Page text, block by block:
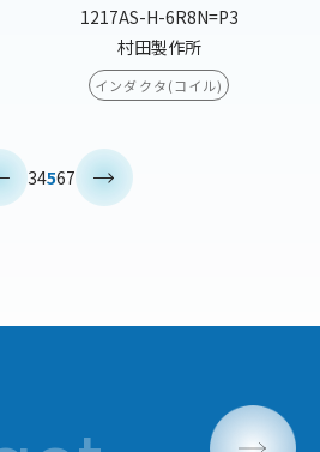
1217AS-H-6R8N=P3
村田製作所
インダクタ(コイル)
34567